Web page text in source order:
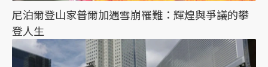
尼泊爾登山家普爾加遇雪崩罹難：輝煌與爭議的攀
登人生